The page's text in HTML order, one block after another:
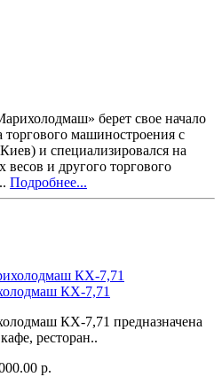
берет свое начало
торгового машиностроения с
и специализировался на
весов и другого торгового
Подробнее...
КХ-7,71
КХ-7,71 предназначена
ресторан..
р.